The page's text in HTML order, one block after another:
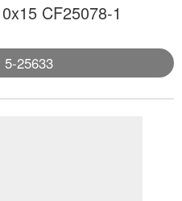
CF25078-1
5-25633